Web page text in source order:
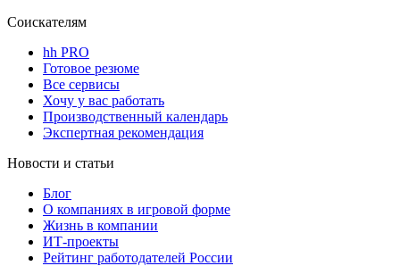
Соискателям
hh PRO
Готовое резюме
Все сервисы
Хочу у вас работать
Производственный календарь
Экспертная рекомендация
Новости и статьи
Блог
О компаниях в игровой форме
Жизнь в компании
ИТ-проекты
Рейтинг работодателей России